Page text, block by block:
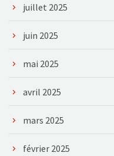
juillet 2025
juin 2025
mai 2025
avril 2025
mars 2025
février 2025